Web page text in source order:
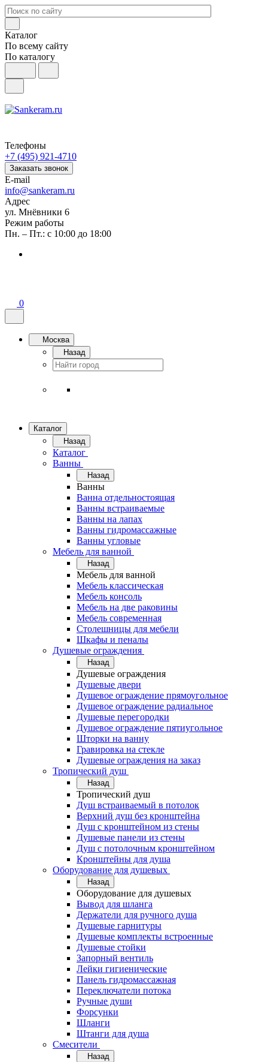
Каталог
По всему сайту
По каталогу
Телефоны
+7 (495) 921-4710
Заказать звонок
E-mail
info@sankeram.ru
Адрес
ул. Мнёвники 6
Режим работы
Пн. – Пт.: с 10:00 до 18:00
0
Москва
Назад
Каталог
Назад
Каталог
Ванны
Назад
Ванны
Ванна отдельностоящая
Ванны встраиваемые
Ванны на лапах
Ванны гидромассажные
Ванны угловые
Мебель для ванной
Назад
Мебель для ванной
Мебель классическая
Мебель консоль
Мебель на две раковины
Мебель современная
Столешницы для мебели
Шкафы и пеналы
Душевые ограждения
Назад
Душевые ограждения
Душевые двери
Душевое ограждение прямоугольное
Душевое ограждение радиальное
Душевые перегородки
Душевое ограждение пятиугольное
Шторки на ванну
Гравировка на стекле
Душевые ограждения на заказ
Тропический душ
Назад
Тропический душ
Душ встраиваемый в потолок
Верхний душ без кронштейна
Душ с кронштейном из стены
Душевые панели из стены
Душ с потолочным кронштейном
Кронштейны для душа
Оборудование для душевых
Назад
Оборудование для душевых
Вывод для шланга
Держатели для ручного душа
Душевые гарнитуры
Душевые комплекты встроенные
Душевые стойки
Запорный вентиль
Лейки гигиенические
Панель гидромассажная
Переключатели потока
Ручные души
Форсунки
Шланги
Штанги для душа
Смесители
Назад